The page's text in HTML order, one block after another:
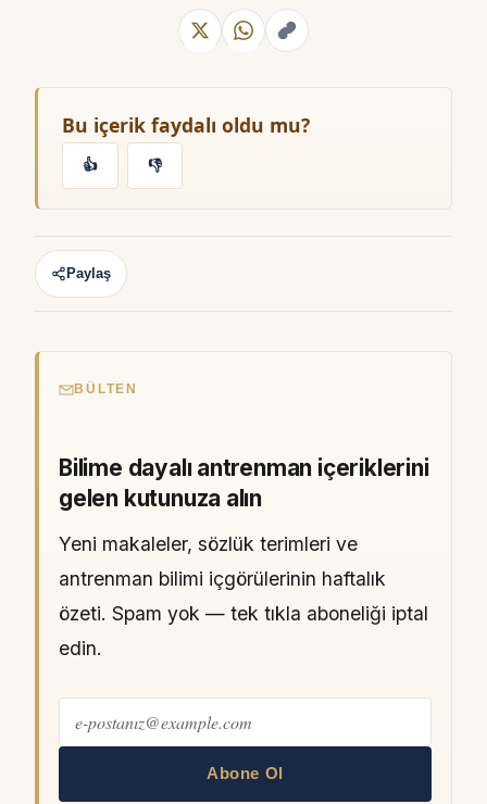
Bu içerik faydalı oldu mu?
👍 👎
Paylaş
BÜLTEN
Bilime dayalı antrenman içeriklerini
gelen kutunuza alın
Yeni makaleler, sözlük terimleri ve
antrenman bilimi içgörülerinin haftalık
özeti. Spam yok — tek tıkla aboneliği iptal
edin.
Abone Ol